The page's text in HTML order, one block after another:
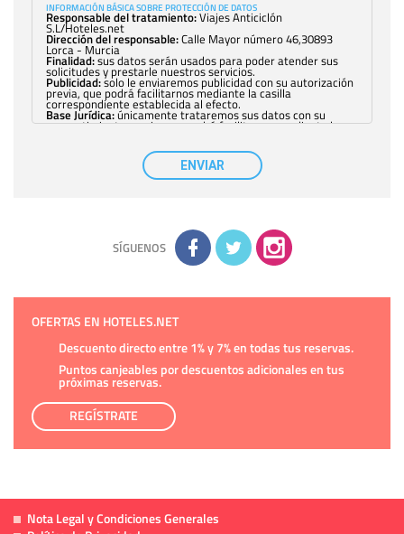
INFORMACIÓN BÁSICA SOBRE PROTECCIÓN DE DATOS
Responsable del tratamiento:Viajes Anticiclón
S.L/Hoteles.net
Dirección del responsable:Calle Mayor número 46,30893
Lorca - Murcia
Finalidad:sus datos serán usados para poder atender sus
solicitudes y prestarle nuestros servicios.
Publicidad:solo le enviaremos publicidad con su autorización
previa, que podrá facilitarnos mediante la casilla
correspondiente establecida al efecto.
Base Jurídica:únicamente trataremos sus datos con su
consentimiento previo, que podrá facilitarnos mediante la
con carácter general, sólo el personal de
nuestra entidad que esté debidamente autorizado podrá
tener conocimiento de la información que le pedimos. No se
comunicarán datos a terceros.
adicional y detallada sobre cómo tratamos sus datos en la
política de privacidad
ENVIAR
SÍGUENOS
OFERTAS EN HOTELES.NET
Descuento directo entre 1% y 7% en todas tus reservas.
Puntos canjeables por descuentos adicionales en tus
próximas reservas.
REGÍSTRATE
Nota Legal y Condiciones Generales